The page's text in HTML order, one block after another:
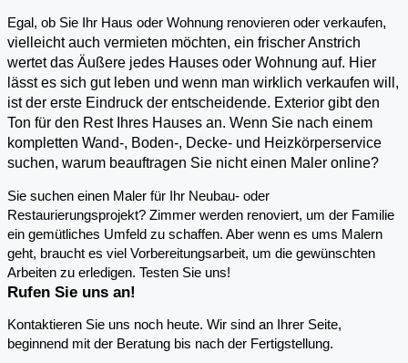
Egal, ob Sie Ihr Haus oder Wohnung renovieren oder verkaufen,
vielleicht auch vermieten möchten, ein frischer Anstrich
wertet das Äußere jedes Hauses oder Wohnung auf. Hier
lässt es sich gut leben und wenn man wirklich verkaufen will,
ist der erste Eindruck der entscheidende. Exterior gibt den
Ton für den Rest Ihres Hauses an. Wenn Sie nach einem
kompletten Wand-, Boden-, Decke- und Heizkörperservice
suchen, warum beauftragen Sie nicht einen Maler online?
Sie suchen einen Maler für Ihr Neubau- oder
Restaurierungsprojekt? Zimmer werden renoviert, um der Familie
ein gemütliches Umfeld zu schaffen. Aber wenn es ums Malern
geht, braucht es viel Vorbereitungsarbeit, um die gewünschten
Arbeiten zu erledigen. Testen Sie uns!
Rufen Sie uns an!
Kontaktieren Sie uns noch heute. Wir sind an Ihrer Seite,
beginnend mit der Beratung bis nach der Fertigstellung.